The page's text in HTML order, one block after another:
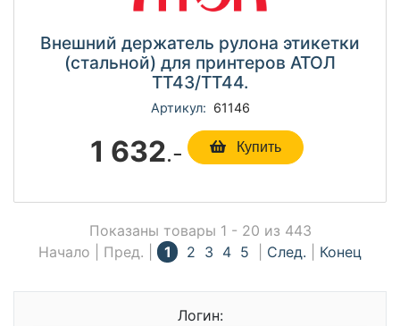
Внешний держатель рулона этикетки
(стальной) для принтеров АТОЛ
TT43/TT44.
Артикул: 61146
1 632.- Купить
Показаны товары 1 - 20 из 443
Начало | Пред. | 1 2 3 4 5 След. Конец
Логин: